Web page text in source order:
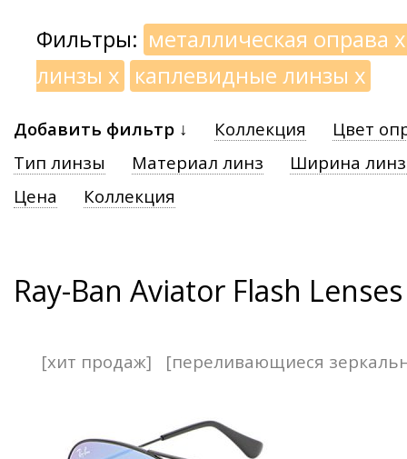
Фильтры: металлическая оправа x
линзы x каплевидные линзы x
Добавить фильтр ↓ Коллекция
Цвет
Тип линзы
Материал линз
Ширина
Цена
Коллекция
Ray-Ban Aviator Flash Lenses
[хит продаж] [переливающиеся